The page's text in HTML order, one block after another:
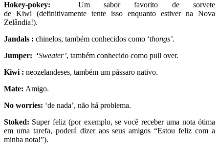
Hokey-pokey: Um sabor favorito de sorvete
de Kiwi (definitivamente tente isso enquanto estiver na Nova
Zelândia!).
Jandals : chinelos, também conhecidos como ‘thongs’.
Jumper: ‘Sweater’, também conhecido como pull over.
Kiwi: neozelandeses, também um pássaro nativo.
Mate: Amigo.
No worries: ‘de nada’, não há problema.
Stoked: Super feliz (por exemplo, se você receber uma nota ótima
em uma tarefa, poderá dizer aos seus amigos “Estou feliz com a
minha nota!”).